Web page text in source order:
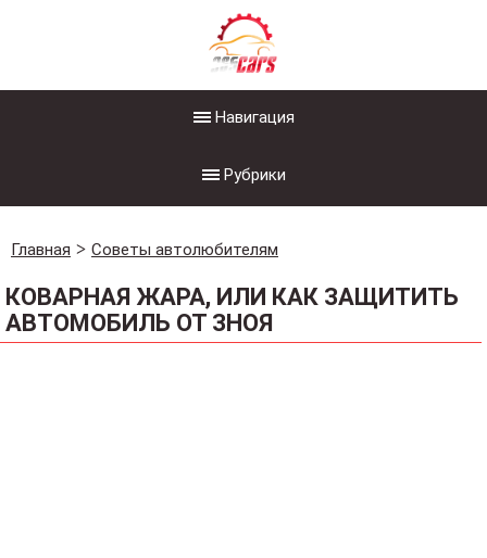
Навигация
Рубрики
Главная Советы автолюбителям
КОВАРНАЯ ЖАРА, ИЛИ КАК ЗАЩИТИТЬ
АВТОМОБИЛЬ ОТ ЗНОЯ